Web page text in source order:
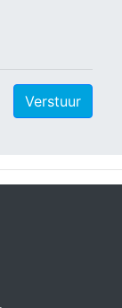
Verstuur